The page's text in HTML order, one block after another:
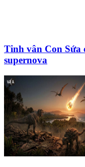
Tinh vân Con Sứa
supernova